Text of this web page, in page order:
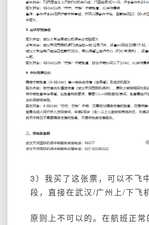
3）我买了这张票，可以不飞
段，直接在武汉/广州上/下飞
原则上不可以的。在航班正常